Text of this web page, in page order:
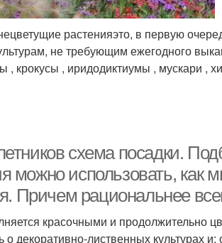
растенияэто, в первую
не требующим ежегодного
, крокусы , иридодиктиумы , мускари ,
схема посадки.
использовать, как
Причем рациональнее
красочными и продолжительно
декоративно-лиственных культурах и: